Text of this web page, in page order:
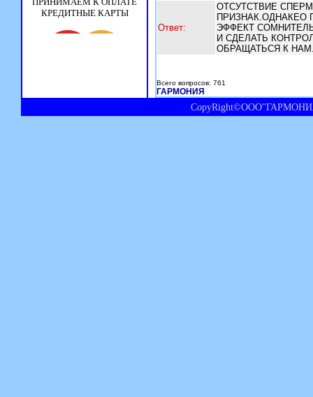
Ответ:
ОТСУТСТВИЕ
ПРИЗНАК.ОДНАКЕО
ЭФФЕКТ
И СДЕЛАТЬ
ОБРАЩАТЬСЯ К
Всего вопросов: 761
ГАРМОНИЯ